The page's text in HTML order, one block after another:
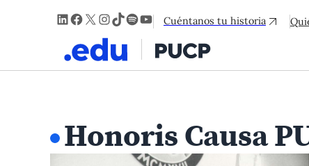
LinkedIn
Facebook
X Instagram
TikTok
Spotify
YouTube
Cuéntanos tu historia
Honoris Causa